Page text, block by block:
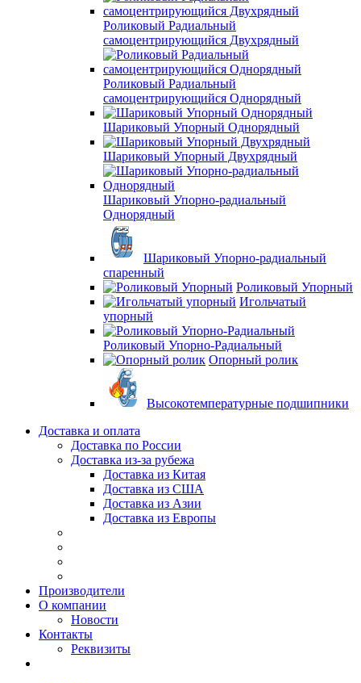
Роликовый Радиальный
самоцентрирующийся Двухрядный
Роликовый Радиальный
самоцентрирующийся Однорядный
Шариковый Упорный Однорядный
Шариковый Упорный Двухрядный
Шариковый Упорно-радиальный
Однорядный
Шариковый Упорно-радиальный
спаренный
Роликовый Упорный
Игольчатый
упорный
Роликовый Упорно-Радиальный
Опорный ролик
Высокотемпературные подшипники
Доставка и оплата
Доставка по России
Доставка из-за рубежа
Доставка из Китая
Доставка из США
Доставка из Азии
Доставка из Европы
Производители
О компании
Новости
Контакты
Реквизиты